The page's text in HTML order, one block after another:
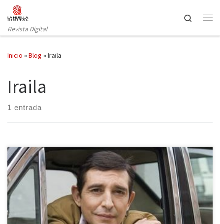
Saltar al contenido
Revista Digital
Search
Inicio »Blog »Iraila
Iraila
1 entrada
Después de los atracones de mazapanes y turrón, de las
diversiones o aburrimientos de las reuniones familiares, del
ajetreo de las compras y regalos navideños, y a la espera de la
llegada de los Reyes Magos, llega la hora de hacer un balance de